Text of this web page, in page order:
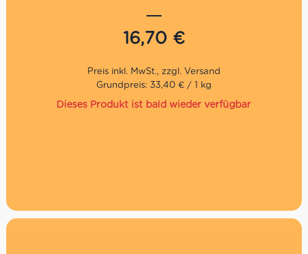
Geschmack. Dank der festlich roten Bonbonverpackung
eignet er sich auch hervorragend für die anrückenden
Festtage als Geschenk.
Traditionelles Geschenk zu Weihnachten
Traditionelles Rezept
16,70 €
Grundpreis: 33,40 € / 1 kg
Dieses Produkt ist bald wieder verfügbar